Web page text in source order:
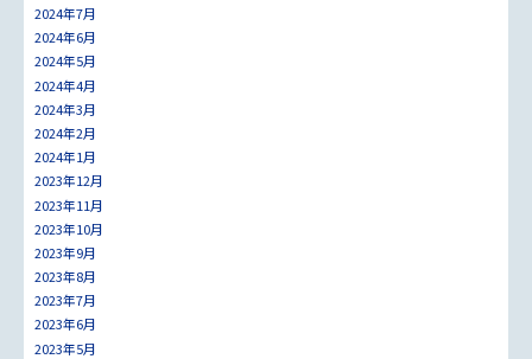
2024年7月
2024年6月
2024年5月
2024年4月
2024年3月
2024年2月
2024年1月
2023年12月
2023年11月
2023年10月
2023年9月
2023年8月
2023年7月
2023年6月
2023年5月